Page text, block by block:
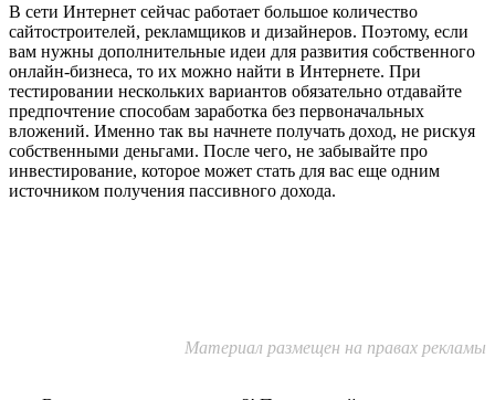
В сети Интернет сейчас работает большое количество
сайтостроителей, рекламщиков и дизайнеров. Поэтому, если
вам нужны дополнительные идеи для развития собственного
онлайн-бизнеса, то их можно найти в Интернете. При
тестировании нескольких вариантов обязательно отдавайте
предпочтение способам заработка без первоначальных
вложений. Именно так вы начнете получать доход, не рискуя
собственными деньгами. После чего, не забывайте про
инвестирование, которое может стать для вас еще одним
источником получения пассивного дохода.
Материал размещен на правах рекламы